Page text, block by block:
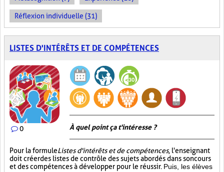
Réflexion individuelle (31)
LISTES D'INTÉRÊTS ET DE COMPÉTENCES
0 À quel point ça t'intéresse ?
Pour la formuleListes d'intérêts et de compétences, l'enseignant
doit créer des listes de contrôle des sujets abordés dans son cours
et des compétences à développer pour le réussir. Puis, les élèves